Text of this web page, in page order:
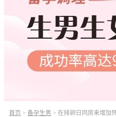
首页 > 备孕生男 > 在排卵日同房来增加怀